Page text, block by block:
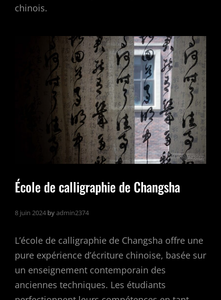
chinois.
École de calligraphie de Changsha
8 juin 2024 byadmin2374
L’école de calligraphie de Changsha offre une
pure expérience d’écriture chinoise, basée sur
un enseignement contemporain des
anciennes techniques. Les étudiants